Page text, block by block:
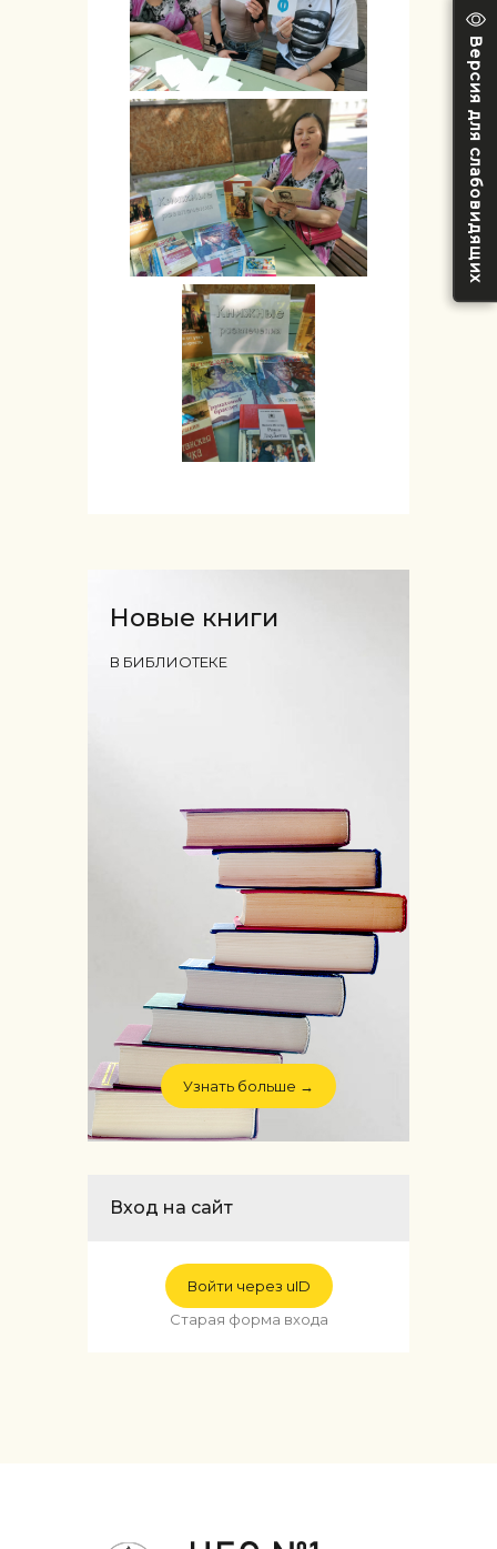
Версия для слабовидящих
Новые книги
В БИБЛИОТЕКЕ
Узнать больше →
Вход на сайт
Войти через uID
Старая форма входа